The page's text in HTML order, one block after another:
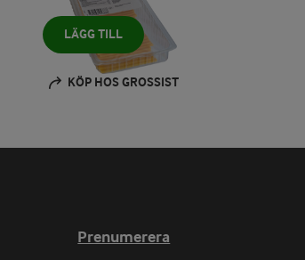
LÄGG TILL
KÖP HOS GROSSIST
Prenumerera